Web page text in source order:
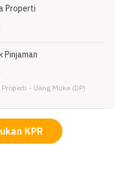
Properti
Pinjaman
Properti - Uang Muka (DP)
KPR